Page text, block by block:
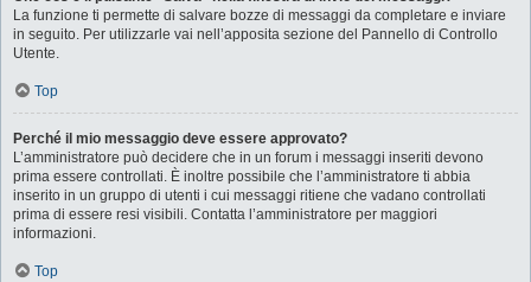
La funzione ti permette di salvare bozze di messaggi da completare e inviare
in seguito. Per utilizzarle vai nell’apposita sezione del Pannello di Controllo
Utente.
Top
Perché il mio messaggio deve essere approvato?
L’amministratore può decidere che in un forum i messaggi inseriti devono
prima essere controllati. È inoltre possibile che l’amministratore ti abbia
inserito in un gruppo di utenti i cui messaggi ritiene che vadano controllati
prima di essere resi visibili. Contatta l’amministratore per maggiori
informazioni.
Top